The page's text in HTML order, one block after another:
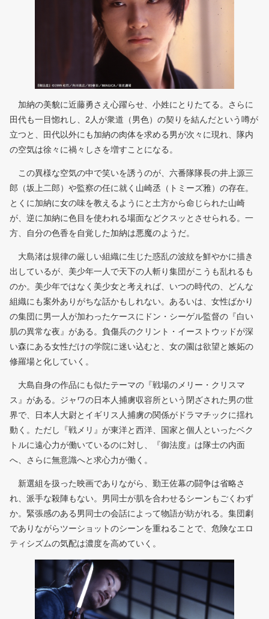
加納の美貌に近藤勇さえ心躍らせ、小姓にとりたてる。さらに
田代も一目惚れし、2人が衆道（男色）の契りを結んだという噂が
立つと、田代以外にも加納の肉体を求める男が次々に現れ、隊内
の空気は徐々に禍々しさを増すことになる。
この異様な空気の中で笑いを誘うのが、六番隊隊長の井上源三
郎（坂上二郎）や監察の任に就く山崎丞（トミーズ雅）の存在。
とくに加納に女の味を教えるようにと土方から命じられた山崎
が、逆に加納に色目を使われる場面などクスッとさせられる。一
方、自分の色香を自覚した加納は悪魔のようだ。
大島渚は規律の厳しい組織に生じた惑乱の波紋を鮮やかに描き
出しているが、美少年一人で天下の人斬り集団がこうも乱れるも
のか。美少年ではなく美少女と考えれば、いつの時代の、どんな
組織にも案外ありがちな話かもしれない。あるいは、女性ばかり
の集団に男一人が加わったケースにドン・シーゲル監督の『白い
肌の異常な夜』がある。負傷兵のクリント・イーストウッドが深
い森にある女性だけの学院に迷い込むと、女の園は欲望と嫉妬の
修羅場と化していく。
大島自身の作品にも似たテーマの『戦場のメリー・クリスマ
ス』がある。ジャワの日本人捕虜収容所という閉ざされた男の世
界で、日本人大尉とイギリス人捕虜の関係がドラマチックに揺れ
動く。ただし『戦メリ』が東洋と西洋、国家と個人といったベク
トルに遠心力が働いているのに対し、『御法度』は隊士の内面
へ、さらに無意識へと求心力が働く。
新選組を扱った映画でありながら、勤王佐幕の闘争は省略さ
れ、派手な殺陣もない。男同士が肌を合わせるシーンもごくわず
か。緊張感のある男同士の会話によって物語が紡がれる。集団劇
でありながらツーショットのシーンを重ねることで、危険なエロ
ティシズムの気配は濃度を高めていく。